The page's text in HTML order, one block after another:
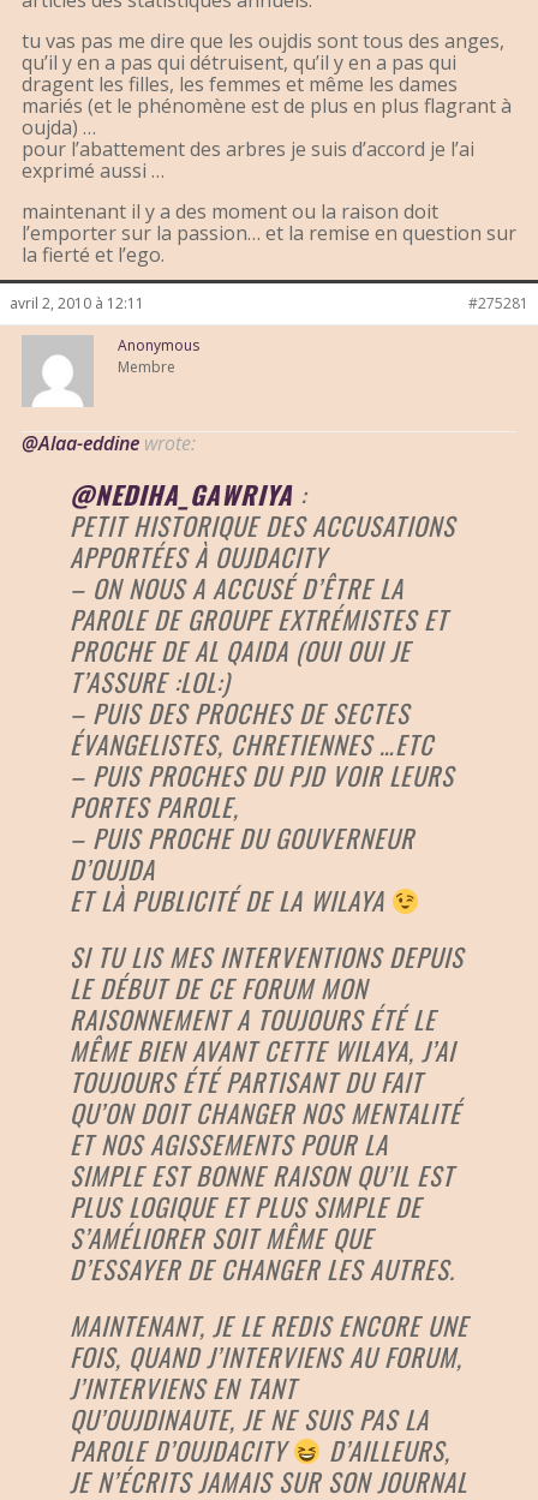
tu vas pas me dire que les oujdis sont tous des anges,
qu’il y en a pas qui détruisent, qu’il y en a pas qui
dragent les filles, les femmes et même les dames
mariés (et le phénomène est de plus en plus flagrant à
oujda) …
pour l’abattement des arbres je suis d’accord je l’ai
exprimé aussi …
maintenant il y a des moment ou la raison doit
l’emporter sur la passion… et la remise en question sur
la fierté et l’ego.
avril 2, 2010 à 12:11 #275281
Anonymous
Membre
@Alaa-eddine wrote:
@NEDIHA_GAWRIYA :
PETIT HISTORIQUE DES ACCUSATIONS
APPORTÉES À OUJDACITY
– ON NOUS A ACCUSÉ D’ÊTRE LA
PAROLE DE GROUPE EXTRÉMISTES ET
PROCHE DE AL QAIDA (OUI OUI JE
T’ASSURE :LOL:)
– PUIS DES PROCHES DE SECTES
ÉVANGELISTES, CHRETIENNES …ETC
– PUIS PROCHES DU PJD VOIR LEURS
PORTES PAROLE,
– PUIS PROCHE DU GOUVERNEUR
D’OUJDA
ET LÀ PUBLICITÉ DE LA WILAYA
SI TU LIS MES INTERVENTIONS DEPUIS
LE DÉBUT DE CE FORUM MON
RAISONNEMENT A TOUJOURS ÉTÉ LE
MÊME BIEN AVANT CETTE WILAYA, J’AI
TOUJOURS ÉTÉ PARTISANT DU FAIT
QU’ON DOIT CHANGER NOS MENTALITÉ
ET NOS AGISSEMENTS POUR LA
SIMPLE EST BONNE RAISON QU’IL EST
PLUS LOGIQUE ET PLUS SIMPLE DE
S’AMÉLIORER SOIT MÊME QUE
D’ESSAYER DE CHANGER LES AUTRES.
MAINTENANT, JE LE REDIS ENCORE UNE
FOIS, QUAND J’INTERVIENS AU FORUM,
J’INTERVIENS EN TANT
QU’OUJDINAUTE, JE NE SUIS PAS LA
PAROLE D’OUJDACITY
D’AILLEURS,
JE N’ÉCRITS JAMAIS SUR SON JOURNAL